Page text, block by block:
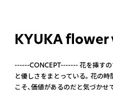
KYUKA flower
------CONCEPT------- 花を挿すの
と優しさをまとっている。 花の
こそ、価値があるのだと気づかせ